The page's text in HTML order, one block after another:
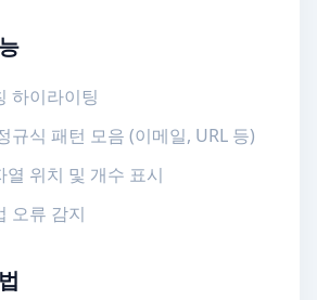
하이라이팅
규식 패턴 모음 (이메일, URL 등)
열 위치 및 개수 표시
오류 감지